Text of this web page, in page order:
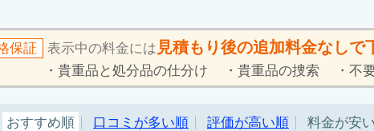
保証 表示中の料金には 見積もり後の追加料金なし
貴重品と処分品の仕分け 貴重品の捜索 不
おすすめ順 口コミが多い順 評価が高い順 料金が安